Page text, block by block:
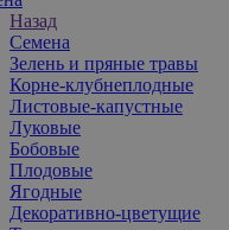
Назад
Семена
Зелень и пряные травы
Корне-клубнеплодные
Листовые-капустные
Луковые
Бобовые
Плодовые
Ягодные
Декоративно-цветущие